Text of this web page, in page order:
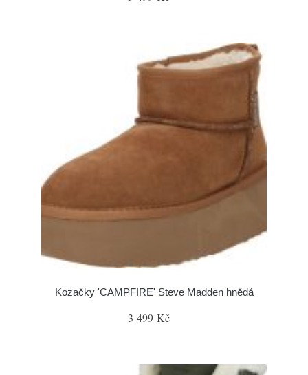
Kozačky 'CAMPFIRE' Steve Madden hnědá
3 499 Kč